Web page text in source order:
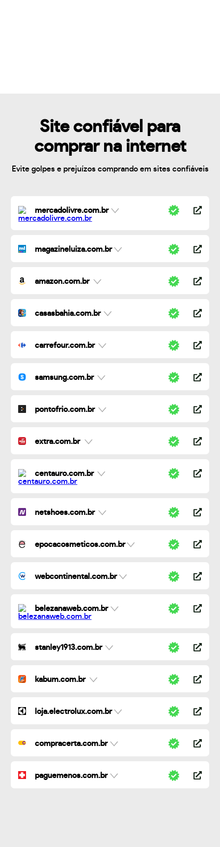
Site confiável para
comprar na internet
Evite golpes e prejuízos comprando em sites confiáveis
mercadolivre.com.br
magazineluiza.com.br
amazon.com.br
casasbahia.com.br
carrefour.com.br
samsung.com.br
pontofrio.com.br
extra.com.br
centauro.com.br
netshoes.com.br
epocacosmeticos.com.br
webcontinental.com.br
belezanaweb.com.br
stanley1913.com.br
kabum.com.br
loja.electrolux.com.br
compracerta.com.br
paguemenos.com.br